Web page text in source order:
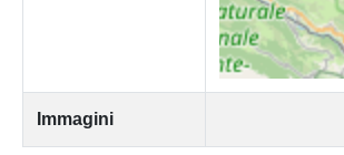
Immagini